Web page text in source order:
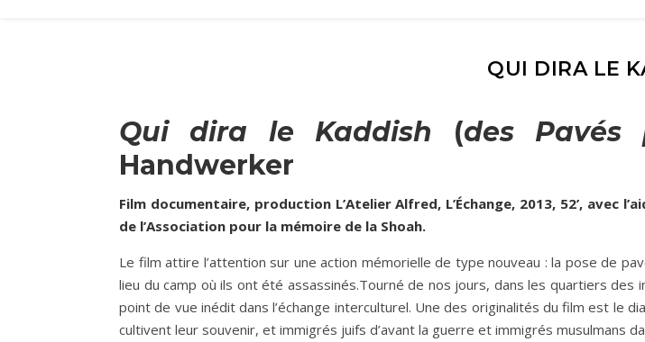
QUI DIRA LE
Qui dira le Kaddish (des Pavés
Handwerker
Film documentaire, production L’Atelier Alfred, L’Échange, 2013, 52’, avec
de l’Association pour la mémoire de la Shoah.
Le film attire l’attention sur une action mémorielle de type nouveau : la pose de
lieu du camp où ils ont été assassinés.Tourné de nos jours, dans les quartiers
point de vue inédit dans l’échange interculturel. Une des originalités du film est le
cultivent leur souvenir, et immigrés juifs d’avant la guerre et immigrés musulmans